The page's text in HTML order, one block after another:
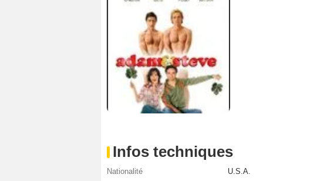
Infos techniques
Nationalité
U.S.A.